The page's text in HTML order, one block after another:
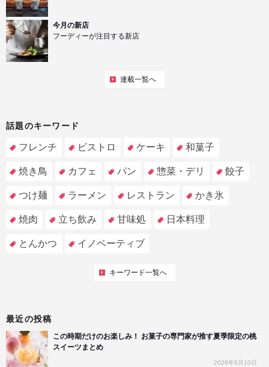
今月の新店
フーディーが注目する新店
連載一覧へ
話題のキーワード
フレンチ ビストロ ケーキ 和菓子
焼き鳥 カフェ パン 惣菜・デリ 餃子
つけ麺 ラーメン レストラン かき氷
焼肉 立ち飲み 甘味処 日本料理
とんかつ イノベーティブ
キーワード一覧へ
最近の投稿
この時期だけのお楽しみ！ お菓子の専門家が推す夏季限定の桃
スイーツまとめ
2026年8月10日